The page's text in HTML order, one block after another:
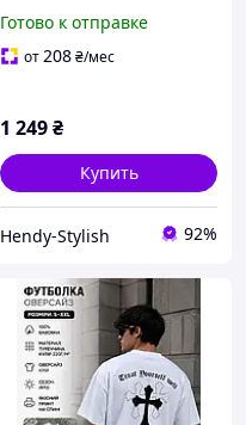
Streetwear стиль | Manto
Fight Co Jiu Jitsu
Готово к отправке
от208₴/мес
1 249₴
Купить
Hendy-Stylish 92%